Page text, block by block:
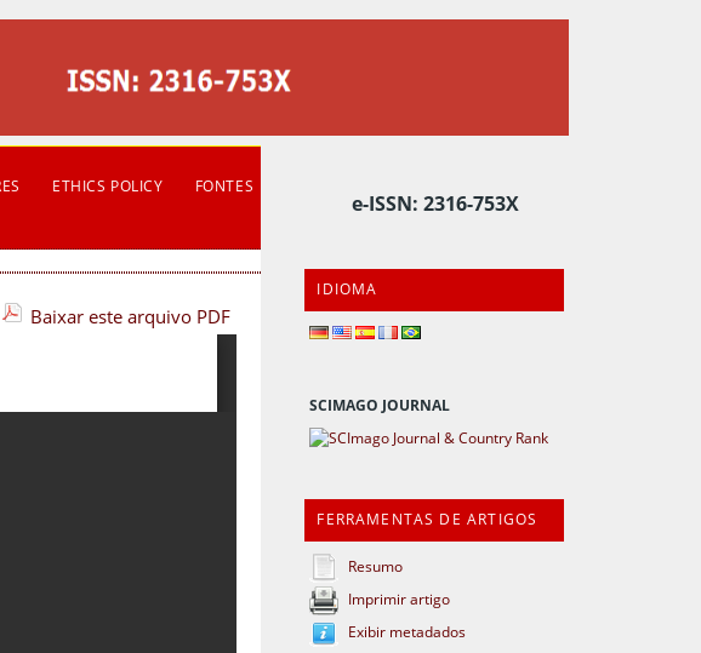
e-ISSN: 2316-753X
IDIOMA
SCIMAGO JOURNAL
FERRAMENTAS DE ARTIGOS
Resumo
Imprimir artigo
Exibir metadados
ETHICS POLICY
FONTES
Baixar este arquivo PDF